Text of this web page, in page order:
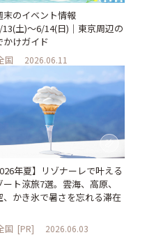
末のイベント情報
土)〜6/14(日)｜東京周辺の
かけガイド
国 2026.06.11
年夏】リゾナーレで叶える
ート涼旅7選。雲海、高原、
、かき氷で暑さを忘れる滞在
国 [PR] 2026.06.03